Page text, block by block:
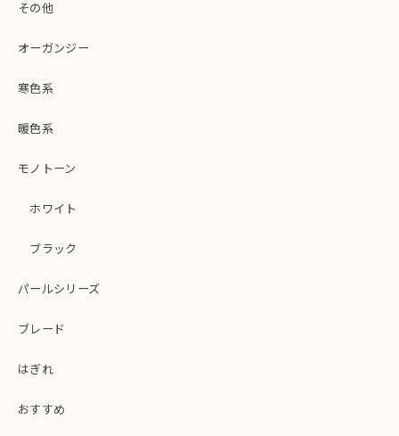
その他
オーガンジー
寒色系
暖色系
モノトーン
ホワイト
ブラック
パールシリーズ
ブレード
はぎれ
おすすめ